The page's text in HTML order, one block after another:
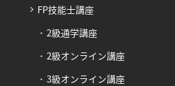
FP技能士講座
2級通学講座
2級オンライン講座
3級オンライン講座